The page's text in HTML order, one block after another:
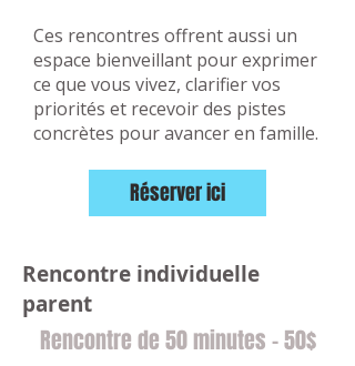
Ces rencontres offrent aussi un
espace bienveillant pour exprimer
ce que vous vivez, clarifier vos
priorités et recevoir des pistes
concrètes pour avancer en famille.​
Réserver ici
Rencontre individuelle
parent
Rencontre de 50 minutes - 50$